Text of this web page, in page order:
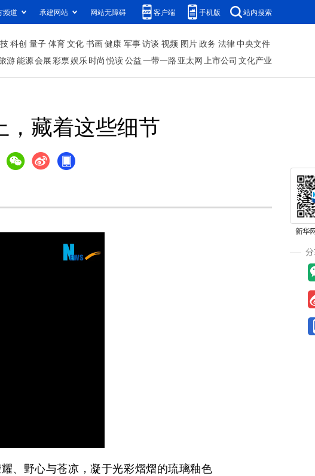
频道 承建网站 网站无障碍 客户端 手机版 站内搜索
科创 量子 体育文化 书画健康 军事访谈 视频 图片政务 法律中央文件
游能源会展彩票娱乐时尚 悦读公益一带一路 亚太网上市公司 文化产业
，藏着这些细节
、野心与苍凉，凝于光彩熠熠的琉璃釉色